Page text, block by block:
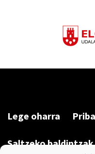
Lege oharra
Saltzeko baldintzak